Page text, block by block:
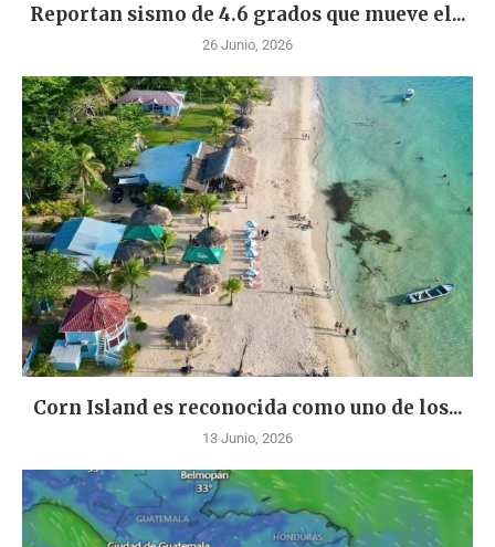
Reportan sismo de 4.6 grados que mueve el...
26 Junio, 2026
Corn Island es reconocida como uno de los...
13 Junio, 2026